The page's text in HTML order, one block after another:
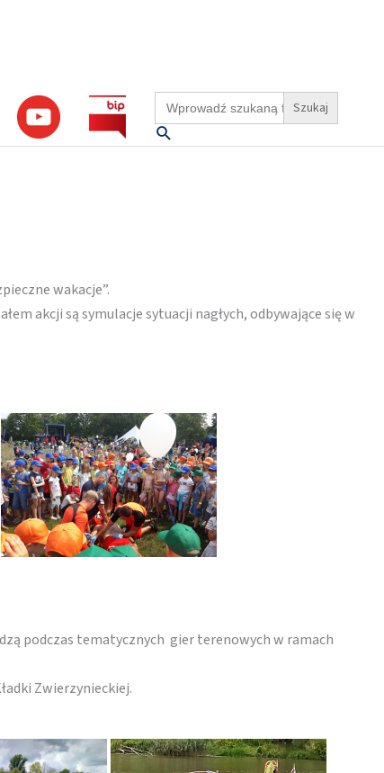
Search
for:
Szukaj
wakacje”.
akcji są symulacje sytuacji nagłych, odbywające się w
podczas tematycznych gier terenowych w ramach
Zwierzynieckiej.